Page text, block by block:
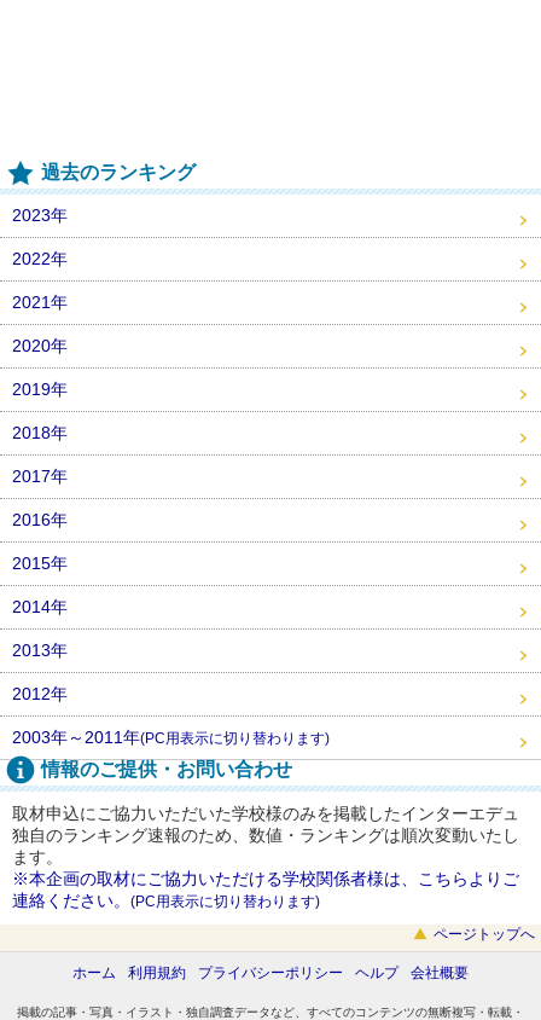
過去のランキング
2023年
2022年
2021年
2020年
2019年
2018年
2017年
2016年
2015年
2014年
2013年
2012年
2003年～2011年(PC用表示に切り替わります)
情報のご提供・お問い合わせ
取材申込にご協力いただいた学校様のみを掲載したインターエデュ
独自のランキング速報のため、数値・ランキングは順次変動いたし
ます。
※本企画の取材にご協力いただける学校関係者様は、こちらよりご
連絡ください。 (PC用表示に切り替わります)
ページトップへ
ホーム 利用規約 プライバシーポリシー ヘルプ 会社概要
掲載の記事・写真・イラスト・独自調査データなど、すべてのコンテンツの無断複写・転載・